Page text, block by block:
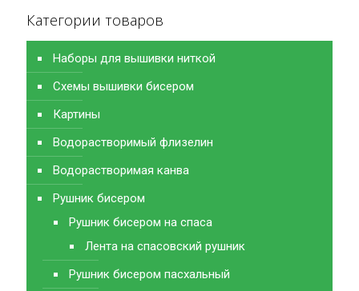
Категории товаров
Наборы для вышивки ниткой
Схемы вышивки бисером
Картины
Водорастворимый флизелин
Водорастворимая канва
Рушник бисером
Рушник бисером на спаса
Лента на спасовский рушник
Рушник бисером пасхальный